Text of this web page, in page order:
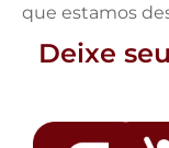
que estamos
Deixe